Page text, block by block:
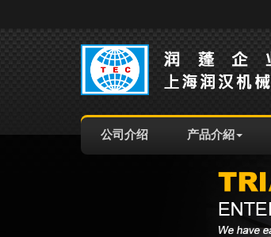
公司介绍 产品介紹